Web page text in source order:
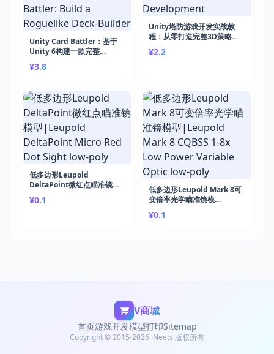
Unity Card Battler：基于
Unity 6构建一款完整
免费下载课程）|Unity Card
Deck-Builder
¥3.8
Unity塔防游戏开发实战教
程：从零打造完整3D策略游
Defense Game
¥2.2
低多边形Leupold
DeltaPoint微红点瞄准镜模
Micro Red Dot Sight low-
¥0.1
低多边形Leupold Mark 8可
变倍率光学瞄准镜模
1-8x Low Power Variable
¥0.1
V商城
首页游戏开发模型打印Sitemap
Copyright © 2015-2026 iNeets 版权所有